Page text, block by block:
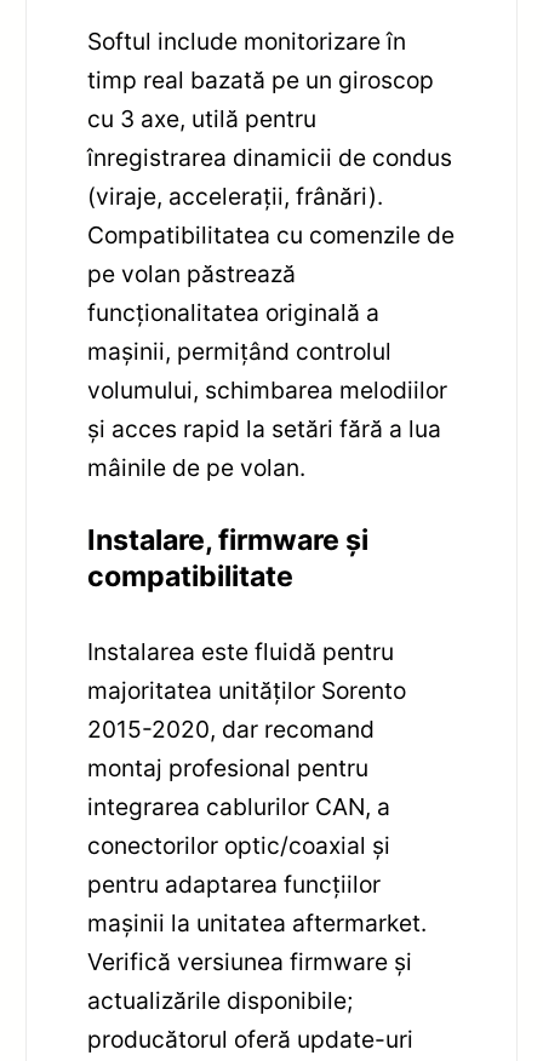
Softul include monitorizare în
timp real bazată pe un giroscop
cu 3 axe, utilă pentru
înregistrarea dinamicii de condus
(viraje, accelerații, frânări).
Compatibilitatea cu comenzile de
pe volan păstrează
funcționalitatea originală a
mașinii, permițând controlul
volumului, schimbarea melodiilor
și acces rapid la setări fără a lua
mâinile de pe volan.
Instalare, firmware și
compatibilitate
Instalarea este fluidă pentru
majoritatea unităților Sorento
2015-2020, dar recomand
montaj profesional pentru
integrarea cablurilor CAN, a
conectorilor optic/coaxial și
pentru adaptarea funcțiilor
mașinii la unitatea aftermarket.
Verifică versiunea firmware și
actualizările disponibile;
producătorul oferă update-uri